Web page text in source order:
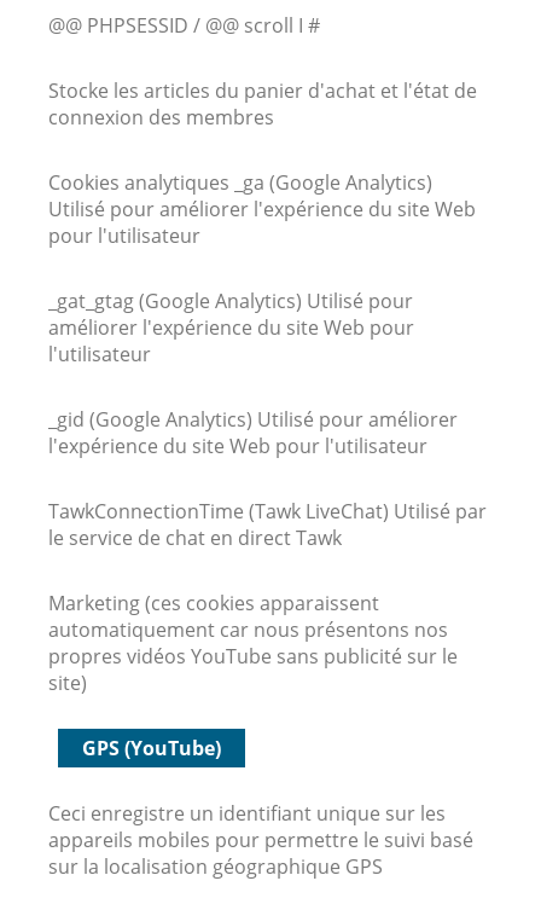
@@ PHPSESSID / @@ scroll I #
Stocke les articles du panier d'achat et l'état de
connexion des membres
Cookies analytiques _ga (Google Analytics)
Utilisé pour améliorer l'expérience du site Web
pour l'utilisateur
_gat_gtag (Google Analytics) Utilisé pour
améliorer l'expérience du site Web pour
l'utilisateur
_gid (Google Analytics) Utilisé pour améliorer
l'expérience du site Web pour l'utilisateur
TawkConnectionTime (Tawk LiveChat) Utilisé par
le service de chat en direct Tawk
Marketing (ces cookies apparaissent
automatiquement car nous présentons nos
propres vidéos YouTube sans publicité sur le
site)
GPS (YouTube)
Ceci enregistre un identifiant unique sur les
appareils mobiles pour permettre le suivi basé
sur la localisation géographique GPS